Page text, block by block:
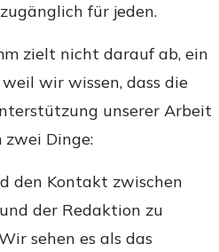
für jeden.
zielt nicht darauf ab, ein
wir wissen, dass die
unserer Arbeit
zwei Dinge:
den Kontakt zwischen
der Redaktion zu
sehen es als das